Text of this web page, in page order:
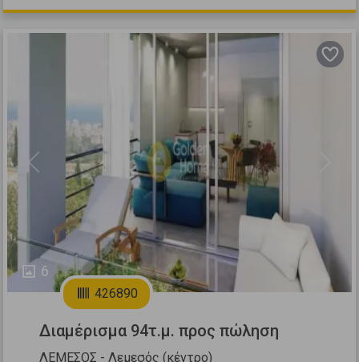
6
Previous
426890
Διαμέρισμα 94τ.μ. προς πώληση
ΛΕΜΕΣΟΣ - Λεμεσός (κέντρο)